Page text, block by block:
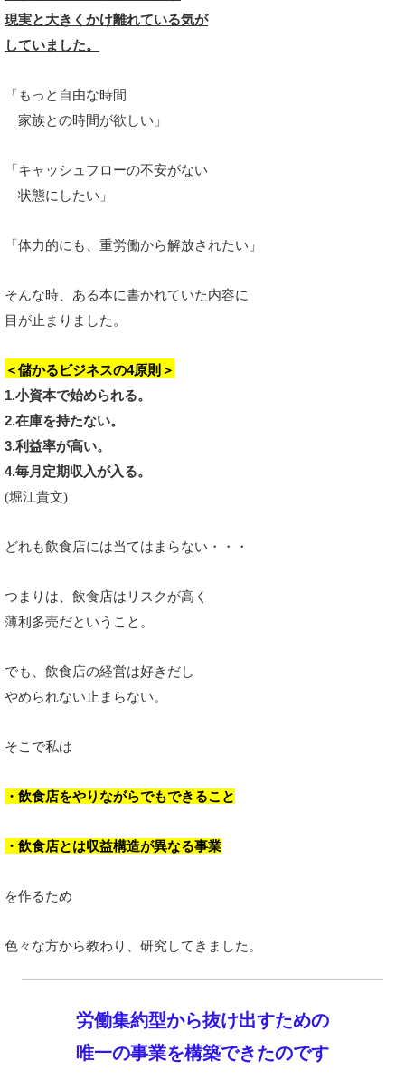
現実と大きくかけ離れている気が
していました。
「もっと自由な時間
家族との時間が欲しい」
「キャッシュフローの不安がない
状態にしたい」
「体力的にも、重労働から解放されたい」
そんな時、ある本に書かれていた内容に
目が止まりました。
＜儲かるビジネスの4原則＞
1.小資本で始められる。
2.在庫を持たない。
3.利益率が高い。
4.毎月定期収入が入る。
(堀江貴文)
どれも飲食店には当てはまらない・・・
つまりは、飲食店はリスクが高く
薄利多売だということ。
でも、飲食店の経営は好きだし
やめられない止まらない。
そこで私は
・飲食店をやりながらでもできること
・飲食店とは収益構造が異なる事業
を作るため
色々な方から教わり、研究してきました。
労働集約型から抜け出すための
唯一の事業を構築できたのです